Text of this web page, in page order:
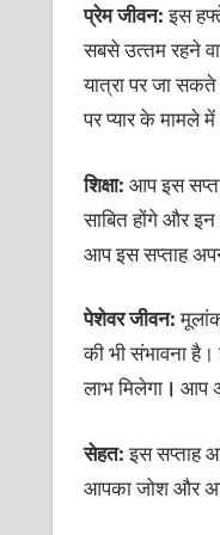
प्रेम जीवन:इस
सबसे उत्‍तम रहने
यात्रा पर जा
पर प्‍यार के मामले
शिक्षा: आप इस
साबित होंगे और
आप इस सप्‍ताह
पेशेवर जीवन:
की भी संभावना
लाभ मिलेगा। आप
सेहत:इस सप्‍ताह
आपका जोश और